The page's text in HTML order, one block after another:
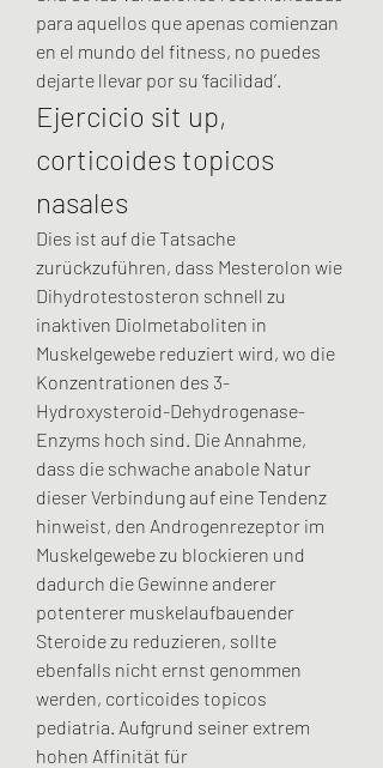
para aquellos que apenas comienzan
en el mundo del fitness, no puedes
dejarte llevar por su ‘facilidad’.
Ejercicio sit up,
corticoides topicos
nasales
Dies ist auf die Tatsache
zurückzuführen, dass Mesterolon wie
Dihydrotestosteron schnell zu
inaktiven Diolmetaboliten in
Muskelgewebe reduziert wird, wo die
Konzentrationen des 3-
Hydroxysteroid-Dehydrogenase-
Enzyms hoch sind. Die Annahme,
dass die schwache anabole Natur
dieser Verbindung auf eine Tendenz
hinweist, den Androgenrezeptor im
Muskelgewebe zu blockieren und
dadurch die Gewinne anderer
potenterer muskelaufbauender
Steroide zu reduzieren, sollte
ebenfalls nicht ernst genommen
werden, corticoides topicos
pediatria. Aufgrund seiner extrem
hohen Affinität für